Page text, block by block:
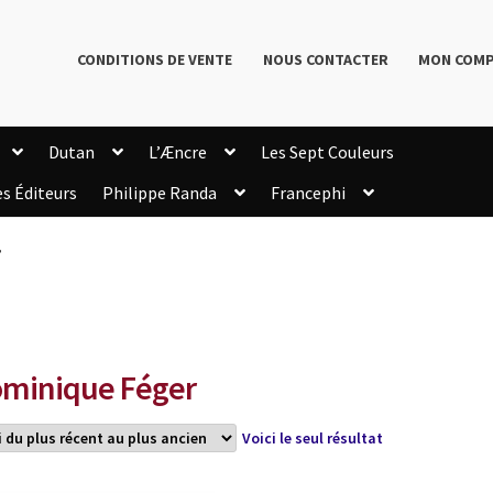
CONDITIONS DE VENTE NOUS CONTACTER MON
Dutan L’Æncre
Les Sept Couleurs
Éditeurs Philippe Randa
Francephi
Féger
Voici le seul résultat